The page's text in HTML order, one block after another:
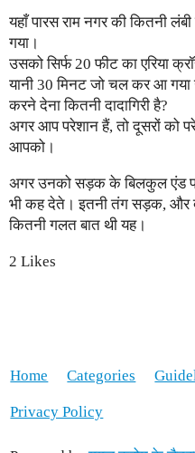
यहाँ पारस राम नगर की कितनी
गया।
उसको सिर्फ 20 फीट का एरिया
यानी 30 मिनट जो चल कर आ
करने देना कितनी दादागिरी है?
अगर आप परेशान हैं, तो दूसरों को
आपको।
अगर उनको सड़क के बिलकुल एंड
भी कह देते। इतनी तंग सड़क, और
कितनी गलत बात थी यह।
2 Likes
Home Categories
Privacy Policy